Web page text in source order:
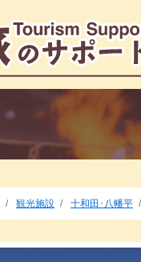
観光施設 十和田･八幡平